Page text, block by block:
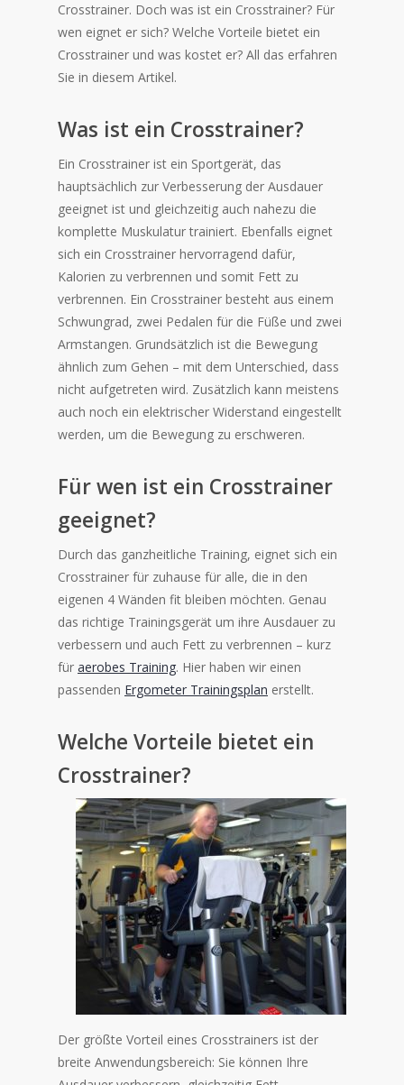
Crosstrainer. Doch was ist ein Crosstrainer? Für
wen eignet er sich? Welche Vorteile bietet ein
Crosstrainer und was kostet er? All das erfahren
Sie in diesem Artikel.
Was ist ein Crosstrainer?
Ein Crosstrainer ist ein Sportgerät, das
hauptsächlich zur Verbesserung der Ausdauer
geeignet ist und gleichzeitig auch nahezu die
komplette Muskulatur trainiert. Ebenfalls eignet
sich ein Crosstrainer hervorragend dafür,
Kalorien zu verbrennen und somit Fett zu
verbrennen. Ein Crosstrainer besteht aus einem
Schwungrad, zwei Pedalen für die Füße und zwei
Armstangen. Grundsätzlich ist die Bewegung
ähnlich zum Gehen – mit dem Unterschied, dass
nicht aufgetreten wird. Zusätzlich kann meistens
auch noch ein elektrischer Widerstand eingestellt
werden, um die Bewegung zu erschweren.
Für wen ist ein Crosstrainer
geeignet?
Durch das ganzheitliche Training, eignet sich ein
Crosstrainer für zuhause für alle, die in den
eigenen 4 Wänden fit bleiben möchten. Genau
das richtige Trainingsgerät um ihre Ausdauer zu
verbessern und auch Fett zu verbrennen – kurz
für aerobes Training. Hier haben wir einen
passenden Ergometer Trainingsplan erstellt.
Welche Vorteile bietet ein
Crosstrainer?
Der größte Vorteil eines Crosstrainers ist der
breite Anwendungsbereich: Sie können Ihre